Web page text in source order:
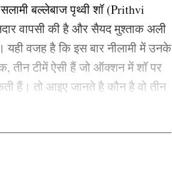
बल्लेबाज पृथ्वी शॉ (Prithvi
वापसी की है और सैयद मुश्ताक अली
वजह है कि इस बार नीलामी में उनके
तीन टीमें ऐसी हैं जो ऑक्शन में शॉ पर
हैं। तो आइए जानते है कौन है वो तीन
Shaw पर लगा